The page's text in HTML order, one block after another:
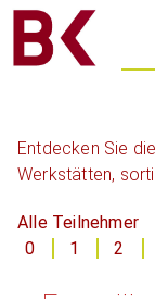
Entdecken Sie
Werkstätten,
Alle Teilnehmer
0
1 2